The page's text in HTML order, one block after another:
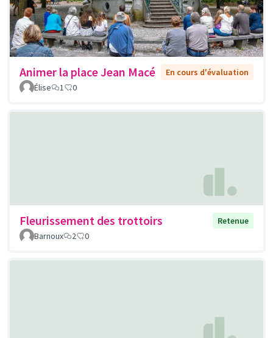
Animer la place Jean Macé
En cours d'évaluation
Élise
1 0
Fleurissement des trottoirs
Retenue
Barnoux
2 0